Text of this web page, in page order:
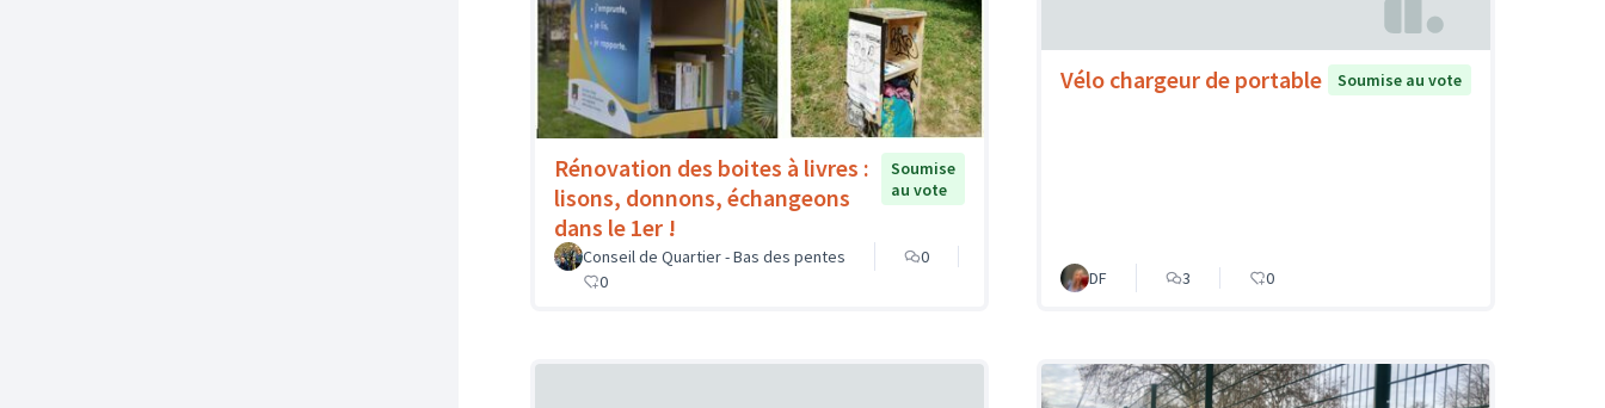
Rénovation des boites à livres :
lisons, donnons, échangeons
dans le 1er !
Soumise
au vote
Conseil de Quartier - Bas des pentes
0
0
Vélo chargeur de portable Soumise au vote
DF 3 0